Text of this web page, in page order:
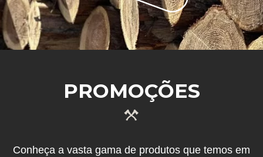
PROMOÇÕES
Conheça a vasta gama de produtos que temos em